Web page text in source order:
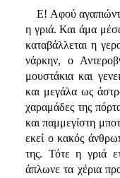
Ε! Αφού
η γριά. Και άμα μέσα
καταβάλλεται η
νάρκην, ο
μουστάκια και
και μεγάλα ως
χαραμάδες της
και παμμεγίστη
εκεί ο κακός
της. Τότε η γριά
άπλωνε τα χέρια